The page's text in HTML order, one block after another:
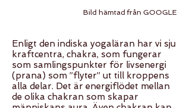
Bild hämtad från GOOGLE
Enligt den indiska yogaläran har vi sju
kraftcentra, chakra, som fungerar
som samlingspunkter för livsenergi
(prana) som ”flyter” ut till kroppens
alla delar. Det är energiflödet mellan
de olika chakran som skapar